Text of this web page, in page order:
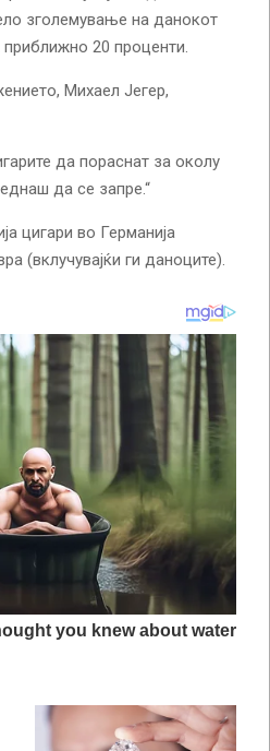
зголемување на данокот
приближно 20 проценти.
Михаел Јегер,
да пораснат за околу
да се запре.“
цигари во Германија
(вклучувајќи ги даноците).